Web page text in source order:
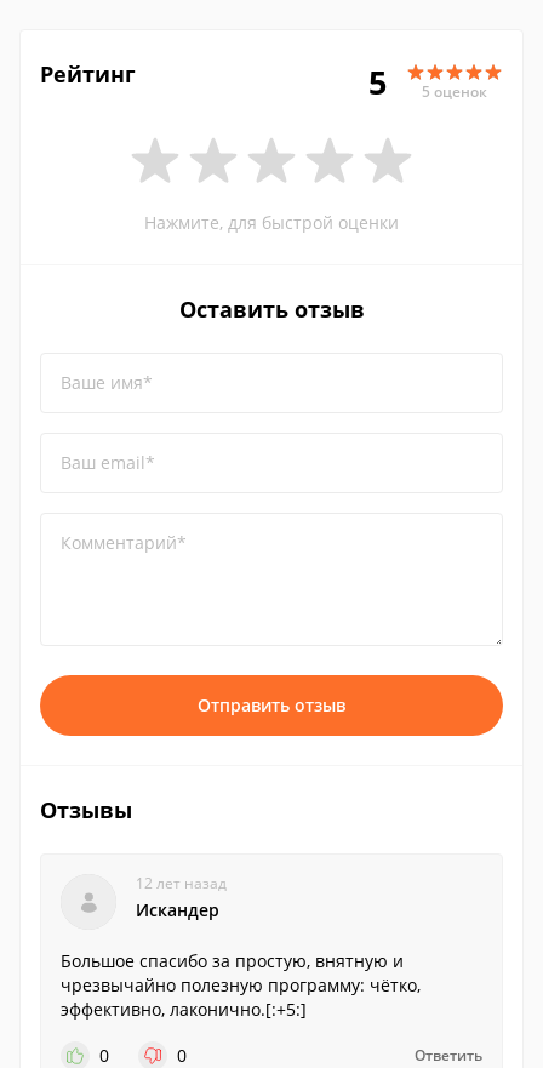
Рейтинг 5 5 оценок
Нажмите, для быстрой оценки
Оставить отзыв
Ваше имя*
Ваш email*
Комментарий*
Отправить отзыв
Отзывы
12 лет назад
Искандер
Большое спасибо за простую, внятную и
чрезвычайно полезную программу: чётко,
эффективно, лаконично.[:+5:]
0
0 Ответить